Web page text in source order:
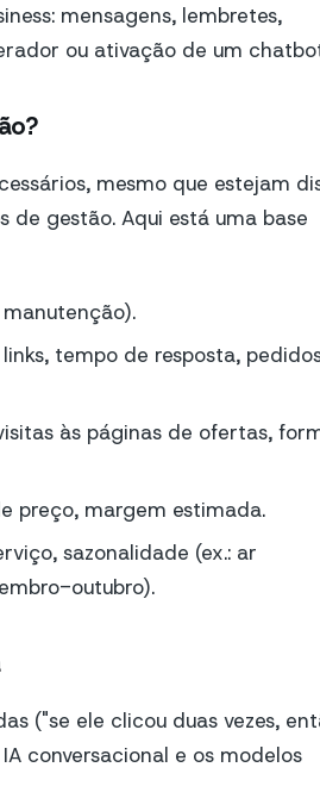
mensagens, lembretes,
ou ativação de um
mesmo que estejam
de gestão. Aqui está uma base
tempo de resposta,
às páginas de ofertas,
preço, margem estimada.
sazonalidade (ex.: ar
outubro).
("se ele clicou duas vezes,
conversacional e os modelos